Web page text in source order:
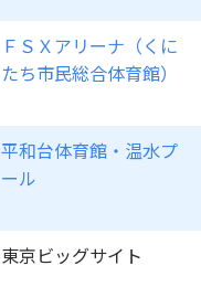
ＦＳＸアリーナ（くに
たち市民総合体育館）
平和台体育館・温水プ
ール
東京ビッグサイト